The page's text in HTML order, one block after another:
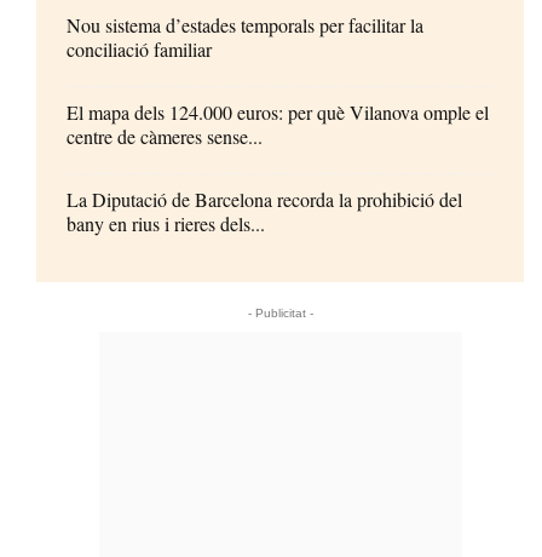
Nou sistema d’estades temporals per facilitar la
conciliació familiar
El mapa dels 124.000 euros: per què Vilanova omple el
centre de càmeres sense...
La Diputació de Barcelona recorda la prohibició del
bany en rius i rieres dels...
- Publicitat -